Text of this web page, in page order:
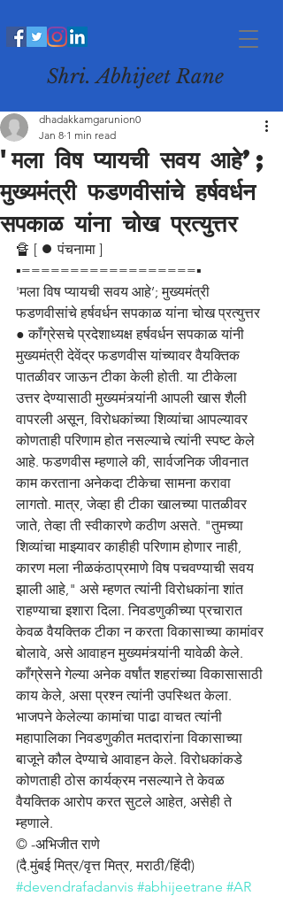
Shri. Abhijeet Rane
'मला विष प्यायची सवय आहे’;
मुख्यमंत्री फडणवीसांचे हर्षवर्धन
सपकाळ यांना चोख प्रत्युत्तर
dhadakkamgarunion0
Jan 8 1 min read
🔏 [ ⏺️ पंचनामा ]
▪️==================▪️
'मला विष प्यायची सवय आहे’; मुख्यमंत्री
फडणवीसांचे हर्षवर्धन सपकाळ यांना चोख प्रत्युत्तर
● काँग्रेसचे प्रदेशाध्यक्ष हर्षवर्धन सपकाळ यांनी
मुख्यमंत्री देवेंद्र फडणवीस यांच्यावर वैयक्तिक
पातळीवर जाऊन टीका केली होती. या टीकेला
उत्तर देण्यासाठी मुख्यमंत्र्यांनी आपली खास शैली
वापरली असून, विरोधकांच्या शिव्यांचा आपल्यावर
कोणताही परिणाम होत नसल्याचे त्यांनी स्पष्ट केले
आहे. फडणवीस म्हणाले की, सार्वजनिक जीवनात
काम करताना अनेकदा टीकेचा सामना करावा
लागतो. मात्र, जेव्हा ही टीका खालच्या पातळीवर
जाते, तेव्हा ती स्वीकारणे कठीण असते. "तुमच्या
शिव्यांचा माझ्यावर काहीही परिणाम होणार नाही,
कारण मला नीळकंठाप्रमाणे विष पचवण्याची सवय
झाली आहे," असे म्हणत त्यांनी विरोधकांना शांत
राहण्याचा इशारा दिला. निवडणुकीच्या प्रचारात
केवळ वैयक्तिक टीका न करता विकासाच्या कामांवर
बोलावे, असे आवाहन मुख्यमंत्र्यांनी यावेळी केले.
काँग्रेसने गेल्या अनेक वर्षांत शहरांच्या विकासासाठी
काय केले, असा प्रश्न त्यांनी उपस्थित केला.
भाजपने केलेल्या कामांचा पाढा वाचत त्यांनी
महापालिका निवडणुकीत मतदारांना विकासाच्या
बाजूने कौल देण्याचे आवाहन केले. विरोधकांकडे
कोणताही ठोस कार्यक्रम नसल्याने ते केवळ
वैयक्तिक आरोप करत सुटले आहेत, असेही ते
म्हणाले.
© -अभिजीत राणे
(दै.मुंबई मित्र/वृत्त मित्र, मराठी/हिंदी)
#devendrafadanvis #abhijeetrane #AR